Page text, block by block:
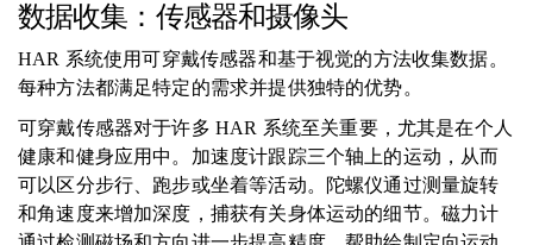
数据收集：传感器和摄像头
HAR 系统使用可穿戴传感器和基于视觉的方法收集数据。
每种方法都满足特定的需求并提供独特的优势。
可穿戴传感器对于许多 HAR 系统至关重要，尤其是在个人
健康和健身应用中。加速度计跟踪三个轴上的运动，从而
可以区分步行、跑步或坐着等活动。陀螺仪通过测量旋转
和角速度来增加深度，捕获有关身体运动的细节。磁力计